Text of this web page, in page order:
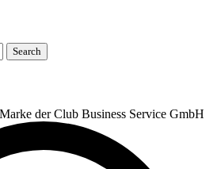
Search
der Club Business Service GmbH